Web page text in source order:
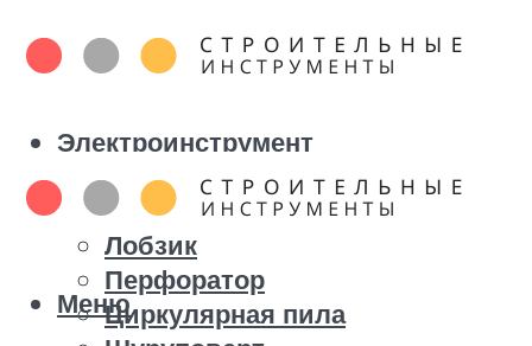
Электроинструмент
Болгарка
Дрель
Лобзик
Перфоратор
Циркулярная пила
Меню